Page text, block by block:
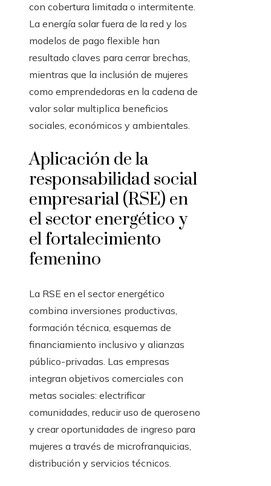
con cobertura limitada o intermitente.
La energía solar fuera de la red y los
modelos de pago flexible han
resultado claves para cerrar brechas,
mientras que la inclusión de mujeres
como emprendedoras en la cadena de
valor solar multiplica beneficios
sociales, económicos y ambientales.
Aplicación de la
responsabilidad social
empresarial (RSE) en
el sector energético y
el fortalecimiento
femenino
La RSE en el sector energético
combina inversiones productivas,
formación técnica, esquemas de
financiamiento inclusivo y alianzas
público-privadas. Las empresas
integran objetivos comerciales con
metas sociales: electrificar
comunidades, reducir uso de queroseno
y crear oportunidades de ingreso para
mujeres a través de microfranquicias,
distribución y servicios técnicos.